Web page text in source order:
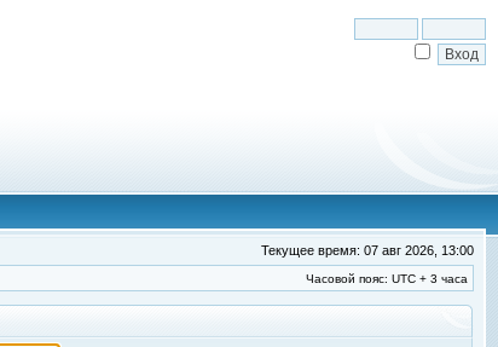
Текущее время: 07 авг 2026, 13:00
Часовой пояс: UTC + 3 часа